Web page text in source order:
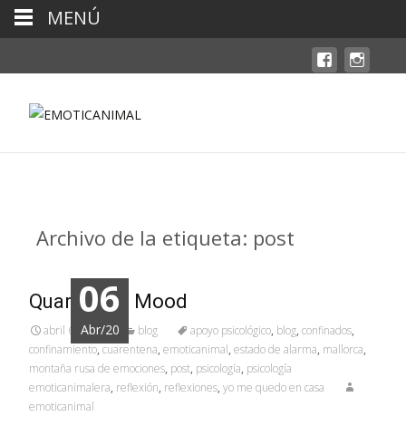
Archivo de la etiqueta: post
06
Abr/20
Quarantine Mood
abril 6, 2020 blog apoyo psicológico, blog, confinados,
confinamiento, cuarentena, emoticanimal, estado de alarma, mallorca,
montaña rusa de emociones, post, psicología, psicología
emoticanimalera, reflexión, reflexiones, yo me quedo en casa
emoticanimal
MENÚ